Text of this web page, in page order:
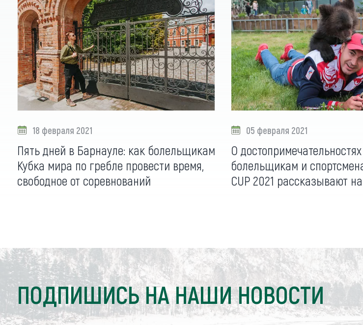
18 февраля 2021
Пять дней в Барнауле: как болельщикам
Кубка мира по гребле провести время,
свободное от соревнований
05 февраля 2021
О
болельщикам и
CUP 2021 рассказывают
ПОДПИШИСЬ НА НАШИ НОВОСТИ